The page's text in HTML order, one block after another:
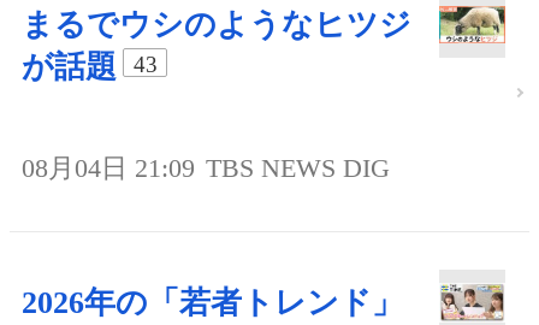
まるでウシのようなヒツジ
が話題
43
08月04日 21:09 TBS NEWS DIG
2026年の「若者トレンド」